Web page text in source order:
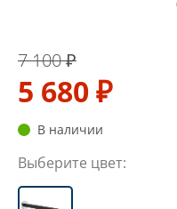
7 100 ₽
5 680 ₽
В наличии
Выберите цвет: